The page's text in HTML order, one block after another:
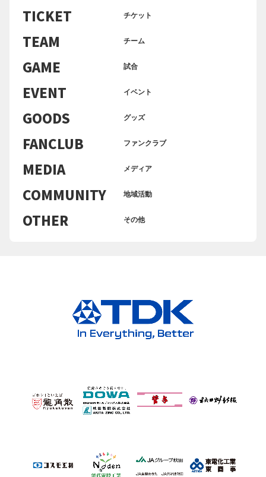
TICKET チケット
TEAM チーム
GAME 試合
EVENT イベント
GOODS グッズ
FANCLUB ファンクラブ
MEDIA メディア
COMMUNITY 地域活動
OTHER その他